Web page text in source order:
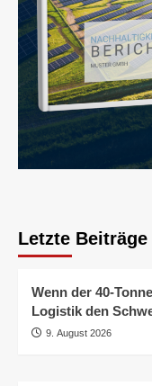
Letzte Beiträge
Wenn der 40-
Logistik den
9. August 2026